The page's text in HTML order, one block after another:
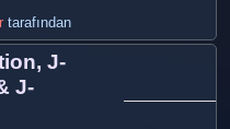
tarafından
J-
J-